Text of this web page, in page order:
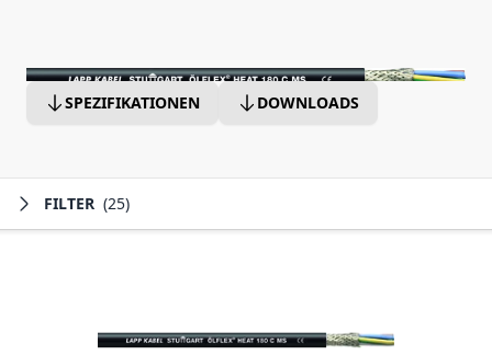
SPEZIFIKATIONEN DOWNLOADS
FILTER (25)